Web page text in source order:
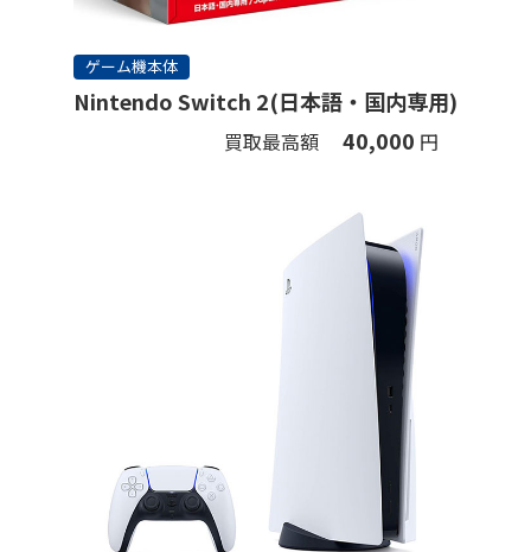
ゲーム機本体
Nintendo Switch 2(日本語・国内専用)
買取最高額 40,000 円